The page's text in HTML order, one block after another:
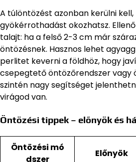
A túlöntözést azonban kerülni
gyökérrothadást okozhatsz.
talajt: ha a felső 2-3 cm már
öntözésnek. Hasznos lehet
perlitet keverni a földhöz, hogy
csepegtető öntözőrendszer vagy
szintén nagy segítséget
virágod van.
Öntözési tippek – előnyök és
Öntözési mó
dszer
Előnyök